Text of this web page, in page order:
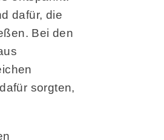
dafür, die
Bei den
sorgten,